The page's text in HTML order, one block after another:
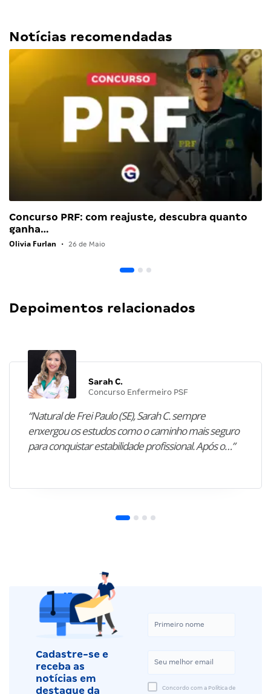
Notícias recomendadas
Concurso PRF: com reajuste, descubra quanto
ganha…
Olivia Furlan • 26 de Maio
Depoimentos relacionados
Sarah C.
Concurso Enfermeiro PSF
“Natural de Frei Paulo (SE), Sarah C. sempre
enxergou os estudos como o caminho mais seguro
para conquistar estabilidade profissional. Após o…”
Cadastre-se e
receba as
notícias em
destaque da
Concordo com a Política de